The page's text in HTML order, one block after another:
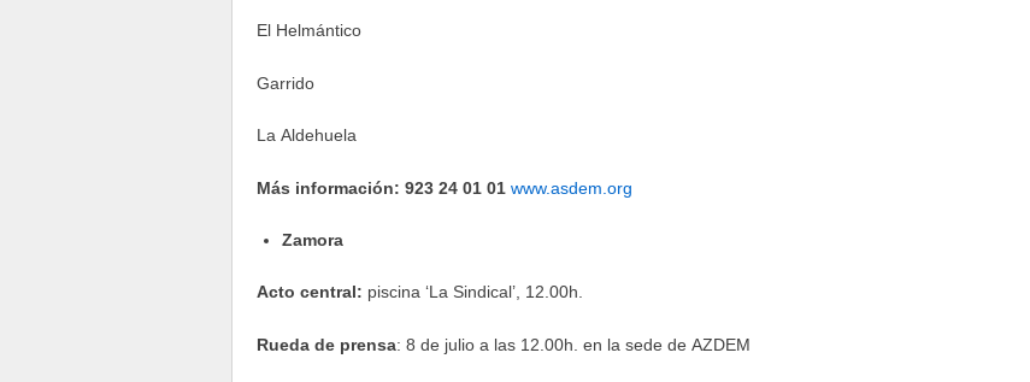
El Helmántico
Garrido
La Aldehuela
Más información: 923 24 01 01 www.asdem.org
Zamora
Acto central: piscina ‘La Sindical’, 12.00h.
Rueda de prensa: 8 de julio a las 12.00h. en la sede de AZDEM